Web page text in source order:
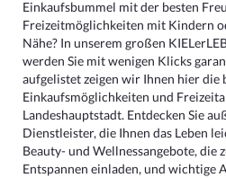
Einkaufsbummel mit der besten
Freizeitmöglichkeiten mit Kindern
Nähe? In unserem großen
werden Sie mit wenigen Klicks
aufgelistet zeigen wir Ihnen hier die
Einkaufsmöglichkeiten und
Landeshauptstadt. Entdecken Sie
Dienstleister, die Ihnen das Leben
Beauty- und Wellnessangebote, die
Entspannen einladen, und wichtige